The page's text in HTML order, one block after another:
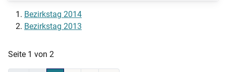
Bezirkstag 2014
Bezirkstag 2013
Seite 1 von 2